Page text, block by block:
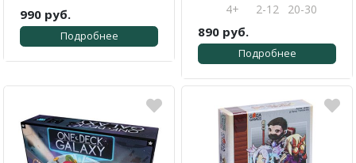
990 руб.
Подробнее
4+ 2-12 20-30
890 руб.
Подробнее